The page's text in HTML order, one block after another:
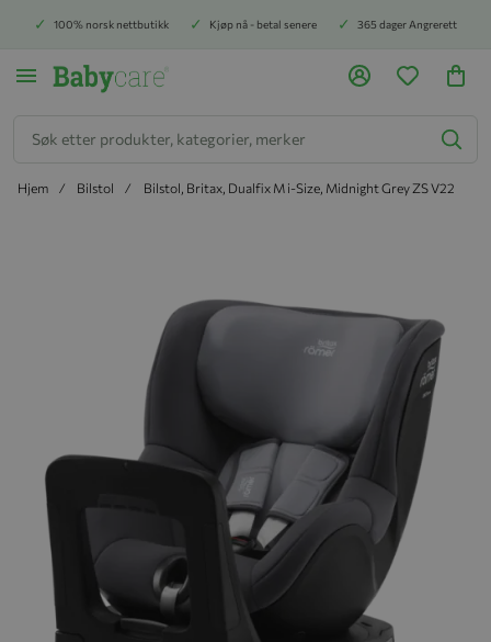
100% norsk nettbutikk Kjøp nå - betal senere 365 dager Angrerett
Hjem Bilstol Bilstol, Britax, Dualfix M i-Size, Midnight Grey ZS V22
Hopp til slutten av bildegalleriet